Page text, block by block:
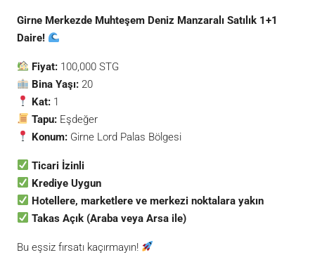
Girne Merkezde Muhteşem Deniz Manzaralı Satılık 1+1
Daire!
Fiyat: 100,000 STG
Bina Yaşı: 20
Kat: 1
Tapu: Eşdeğer
Konum: Girne Lord Palas Bölgesi
Ticari İzinli
Krediye Uygun
Hotellere, marketlere ve merkezi noktalara yakın
Takas Açık (Araba veya Arsa ile)
Bu eşsiz fırsatı kaçırmayın!